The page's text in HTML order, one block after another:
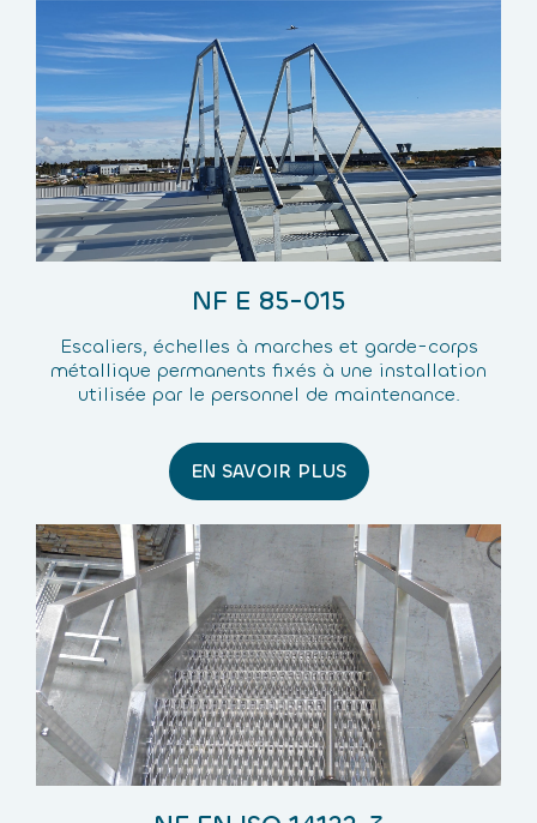
NF E 85-015
Escaliers, échelles à marches et garde-corps
métallique permanents fixés à une installation
utilisée par le personnel de maintenance.
EN SAVOIR PLUS